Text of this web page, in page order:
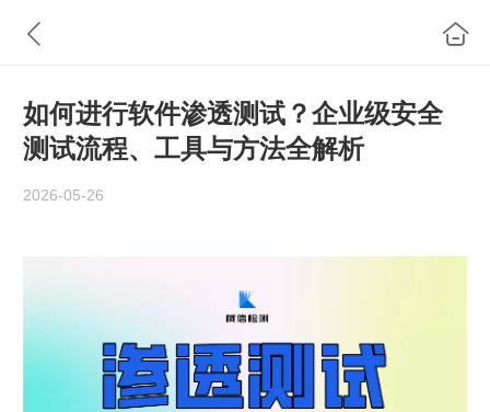
如何进行软件渗透测试？企业级安全
测试流程、工具与方法全解析
2026-05-26